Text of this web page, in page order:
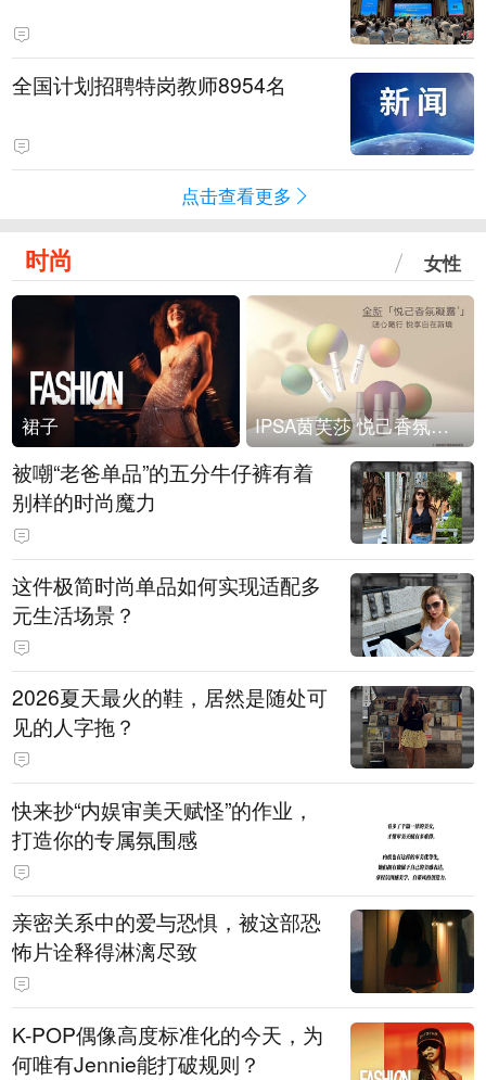
全国计划招聘特岗教师8954名
点击查看更多
时尚 女性
裙子 IPSA茵芙莎 悦己香氛凝露上市
被嘲“老爸单品”的五分牛仔裤有着
别样的时尚魔力
这件极简时尚单品如何实现适配多
元生活场景？
2026夏天最火的鞋，居然是随处可
见的人字拖？
快来抄“内娱审美天赋怪”的作业，
打造你的专属氛围感
亲密关系中的爱与恐惧，被这部恐
怖片诠释得淋漓尽致
K-POP偶像高度标准化的今天，为
何唯有Jennie能打破规则？